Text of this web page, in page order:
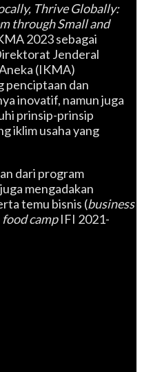
Thrive Globally:
through Small and
2023 sebagai
Jenderal
(IKMA)
penciptaan dan
inovatif, namun juga
prinsip-prinsip
iklim usaha yang
dari program
mengadakan
temu bisnis (business
food campIFI 2021-